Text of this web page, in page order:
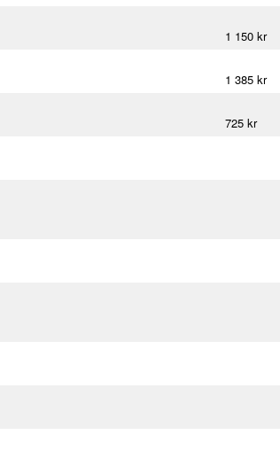
1 150 kr
1 385 kr
725 kr